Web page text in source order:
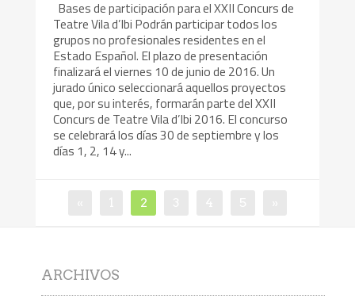
Bases de participación para el XXII Concurs de
Teatre Vila d’Ibi Podrán participar todos los
grupos no profesionales residentes en el
Estado Español. El plazo de presentación
finalizará el viernes 10 de junio de 2016. Un
jurado único seleccionará aquellos proyectos
que, por su interés, formarán parte del XXII
Concurs de Teatre Vila d’Ibi 2016. El concurso
se celebrará los días 30 de septiembre y los
días 1, 2, 14 y...
2
ARCHIVOS